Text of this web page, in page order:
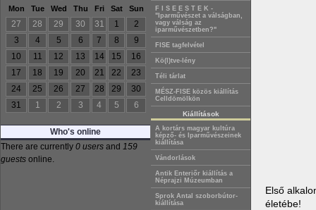
Mon Tue Wed Thu Fri Sat Sun
27 28 29 30 31 1
2
3
4 5 6 7 8
9
10
11 12 13 14 15
16
17
18 19 20 21 22
23
24
25 26 27 28 29
30
31
1 2 3 4 5 6
Who's online
There are currently 0 users and 159
guests online.
F I S E E S T E K -
"Iparművészet a válságban,
vagy válság az
iparművészetben?"
FISE tagfelvétel
Kö(l)tve-lény
Téli tárlat
MÉSZ-FISE közös kiállítás
Celldömölkön
Kiállítások
A kortárs magyar kultúra
képző- és Iparművészeinek
kiállítása
Vándorlások
Antik Enteriőr kiállítás a
Néprajzi Múzeumban
Sprok Antal szoborbútor-
kiállítása
Első
életébe!